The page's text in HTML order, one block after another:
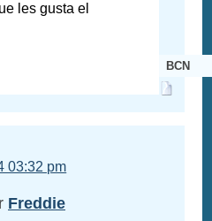
les gusta el
BCN
03:32 pm
Freddie